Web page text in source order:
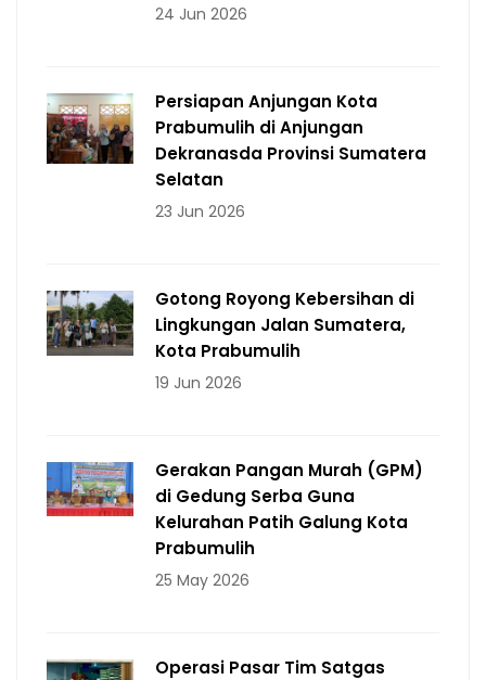
24 Jun 2026
Persiapan Anjungan Kota
Prabumulih di Anjungan
Dekranasda Provinsi Sumatera
Selatan
23 Jun 2026
Gotong Royong Kebersihan di
Lingkungan Jalan Sumatera,
Kota Prabumulih
19 Jun 2026
Gerakan Pangan Murah (GPM)
di Gedung Serba Guna
Kelurahan Patih Galung Kota
Prabumulih
25 May 2026
Operasi Pasar Tim Satgas